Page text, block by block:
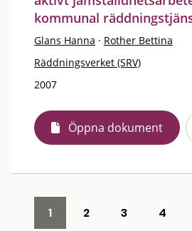
kommunal
Glans Hanna · Rother Bettina
Räddningsverket (SRV)
2007
Öppna dokument
1 2 3 4